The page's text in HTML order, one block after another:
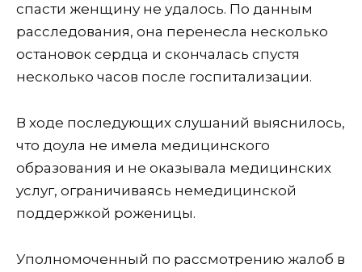
спасти женщину не удалось. По данным
расследования, она перенесла несколько
остановок сердца и скончалась спустя
несколько часов после госпитализации.
В ходе последующих слушаний выяснилось,
что доула не имела медицинского
образования и не оказывала медицинских
услуг, ограничиваясь немедицинской
поддержкой роженицы.
Уполномоченный по рассмотрению жалоб в